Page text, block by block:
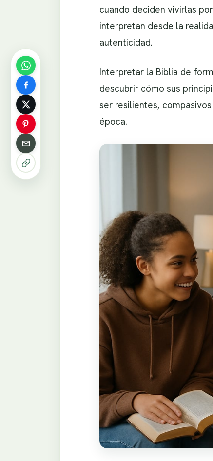
cuando deciden vivirlas
interpretan desde la
autenticidad.
Interpretar la Biblia de
descubrir cómo sus
ser resilientes,
época.